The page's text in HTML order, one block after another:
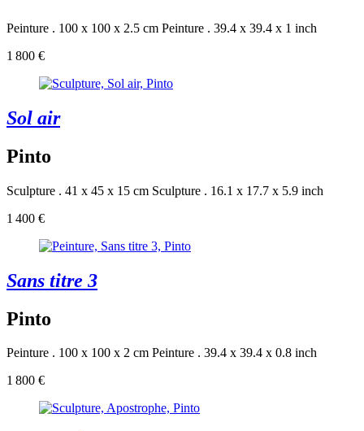
Peinture . 100 x 100 x 2.5 cm Peinture . 39.4 x 39.4 x 1 inch
1 800 €
Sol air
Pinto
Sculpture . 41 x 45 x 15 cm Sculpture . 16.1 x 17.7 x 5.9 inch
1 400 €
Sans titre 3
Pinto
Peinture . 100 x 100 x 2 cm Peinture . 39.4 x 39.4 x 0.8 inch
1 800 €